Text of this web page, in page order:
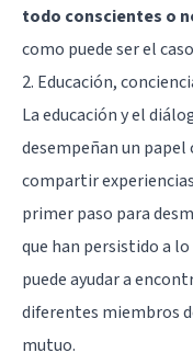
todo conscientes o
como puede ser el
2. Educación,
La educación y el
desempeñan un papel
compartir
primer paso para
que han persistido a
puede ayudar a
diferentes miembros
mutuo.